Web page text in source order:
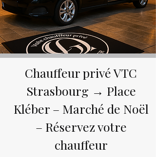
Chauffeur privé VTC
Strasbourg → Place
Kléber – Marché de Noël
– Réservez votre
chauffeur